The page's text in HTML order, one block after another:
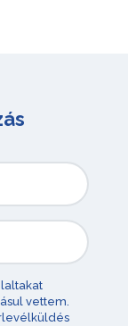
vettem.